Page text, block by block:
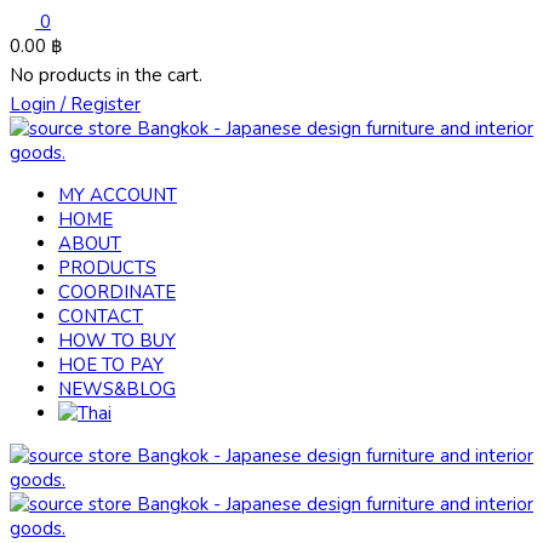
0
0.00 ฿
No products in the cart.
Login / Register
MY ACCOUNT
HOME
ABOUT
PRODUCTS
COORDINATE
CONTACT
HOW TO BUY
HOE TO PAY
NEWS&BLOG